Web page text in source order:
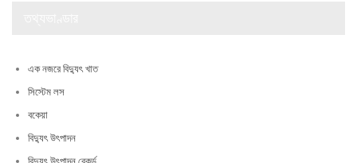
এক নজরে বিদ্যুৎ খাত
সিস্টেম লস
বকেয়া
বিদ্যুৎ উৎপাদন